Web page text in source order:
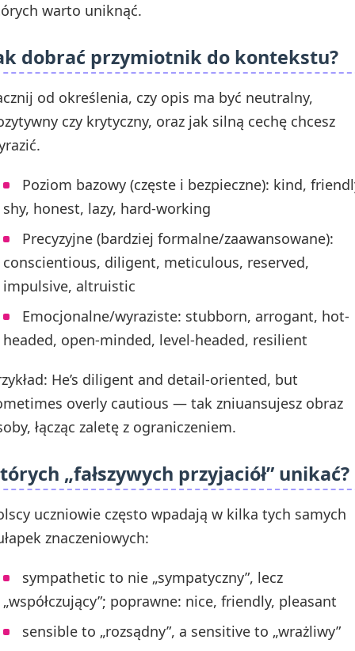
warto uniknąć.
dobrać przymiotnik do kontekstu?
od określenia, czy opis ma być neutralny,
czy krytyczny, oraz jak silną cechę chcesz
Poziom bazowy (częste i bezpieczne): kind,
shy, honest, lazy, hard-working
Precyzyjne (bardziej formalne/zaawansowane):
conscientious, diligent, meticulous, reserved,
impulsive, altruistic
Emocjonalne/wyraziste: stubborn, arrogant, hot-
headed, open-minded, level-headed, resilient
He’s diligent and detail-oriented, but
overly cautious — tak zniuansujesz obraz
łącząc zaletę z ograniczeniem.
„fałszywych przyjaciół” unikać?
uczniowie często wpadają w kilka tych samych
znaczeniowych:
sympathetic to nie „sympatyczny”, lecz
„współczujący”; poprawne: nice, friendly, pleasant
sensible to „rozsądny”, a sensitive to „wrażliwy”